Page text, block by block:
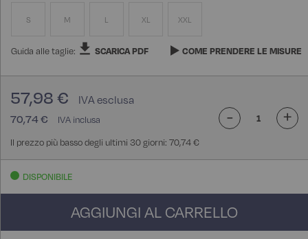
S M L XL XXL
Guida alle taglie: SCARICA PDF COME PRENDERE LE MISURE
70,74 €
57,98 €
Il prezzo più basso degli ultimi 30 giorni: 70,74 €
- +
DISPONIBILE
AGGIUNGI AL CARRELLO